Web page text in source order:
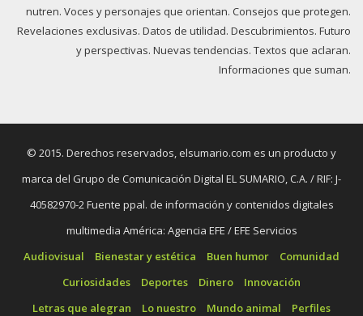
nutren. Voces y personajes que orientan. Consejos que protegen.
Revelaciones exclusivas. Datos de utilidad. Descubrimientos. Futuro
y perspectivas. Nuevas tendencias. Textos que aclaran.
Informaciones que suman.
© 2015. Derechos reservados, elsumario.com es un producto y
marca del Grupo de Comunicación Digital EL SUMARIO, C.A. / RIF: J-
40582970-2 Fuente ppal. de información y contenidos digitales
multimedia América: Agencia EFE / EFE Servicios
Audiovisual
Bienestar y estética Buen humor
Comunidad
Curiosidades
Deportes Dinero
Innovación
Letras que alegran
Lo nuestro Mundo animal Perfiles